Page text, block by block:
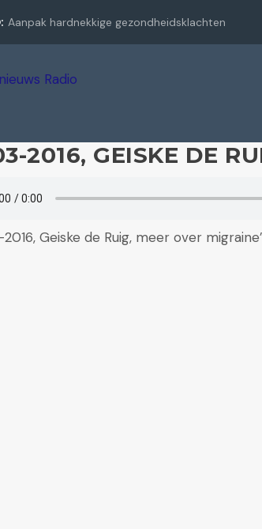
Aanpak hardnekkige gezondheidsklachten
2016, GEISKE DE
Geiske de Ruig, meer over